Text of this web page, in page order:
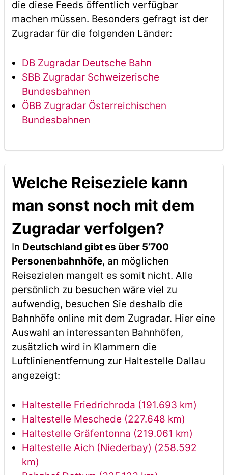
die diese Feeds öffentlich verfügbar
machen müssen. Besonders gefragt ist der
Zugradar für die folgenden Länder:
DB Zugradar Deutsche Bahn
SBB Zugradar Schweizerische
Bundesbahnen
ÖBB Zugradar Österreichischen
Bundesbahnen
Welche Reiseziele kann
man sonst noch mit dem
Zugradar verfolgen?
In Deutschland gibt es über 5’700
Personenbahnhöfe, an möglichen
Reisezielen mangelt es somit nicht. Alle
persönlich zu besuchen wäre viel zu
aufwendig, besuchen Sie deshalb die
Bahnhöfe online mit dem Zugradar. Hier eine
Auswahl an interessanten Bahnhöfen,
zusätzlich wird in Klammern die
Luftlinienentfernung zur Haltestelle Dallau
angezeigt:
Haltestelle Friedrichroda (191.693 km)
Haltestelle Meschede (227.648 km)
Haltestelle Gräfentonna (219.061 km)
Haltestelle Aich (Niederbay) (258.592
km)